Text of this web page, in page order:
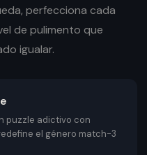
perfecciona cada
de pulimento que
igualar.
puzzle adictivo con
el género match-3